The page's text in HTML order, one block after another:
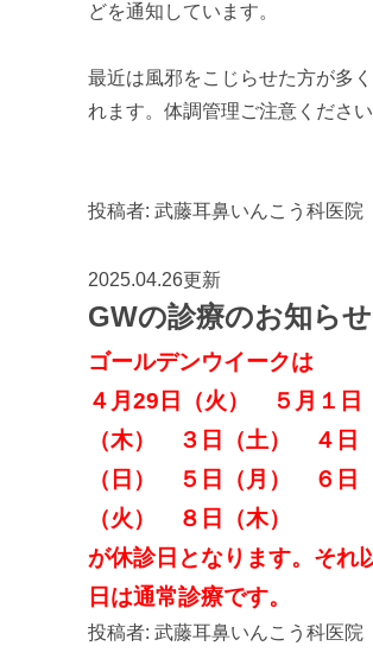
どを通知しています。
最近は風邪をこじらせた方が多
れます。体調管理ご注意ください
投稿者: 武藤耳鼻いんこう科医院
2025.04.26更新
GWの診療のお知らせ
ゴールデンウイークは
４月29日（火） ５月１日
（木） ３日（土） ４日
（日） ５日（月） ６日
（火） ８日（木）
が休診日となります。それ
日は通常診療です。
投稿者: 武藤耳鼻いんこう科医院